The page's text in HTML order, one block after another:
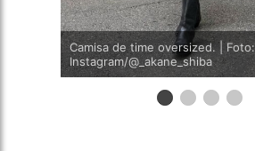
Camisa de time oversized. | Foto:
Instagram/@_akane_shiba